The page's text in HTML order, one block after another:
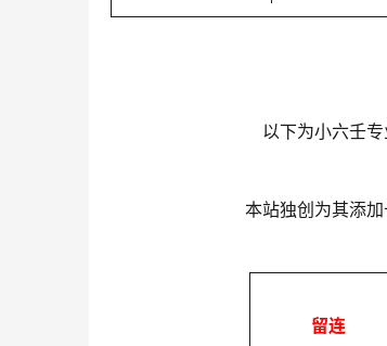
以下为小六壬
本站独创为其添
留连